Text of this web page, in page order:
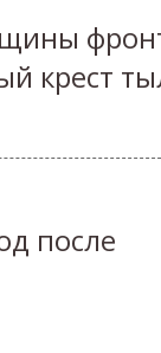
крест
после